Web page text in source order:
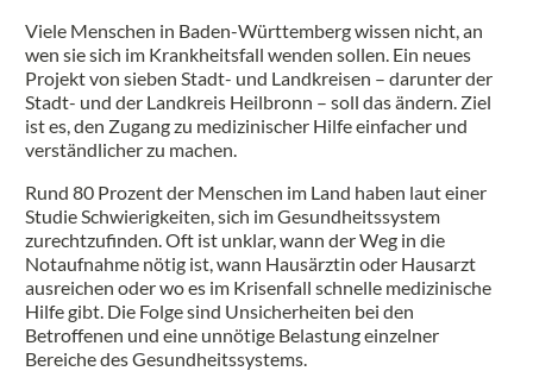
Viele Menschen in Baden-Württemberg wissen nicht, an
wen sie sich im Krankheitsfall wenden sollen. Ein neues
Projekt von sieben Stadt- und Landkreisen – darunter der
Stadt- und der Landkreis Heilbronn – soll das ändern. Ziel
ist es, den Zugang zu medizinischer Hilfe einfacher und
verständlicher zu machen.
Rund 80 Prozent der Menschen im Land haben laut einer
Studie Schwierigkeiten, sich im Gesundheitssystem
zurechtzufinden. Oft ist unklar, wann der Weg in die
Notaufnahme nötig ist, wann Hausärztin oder Hausarzt
ausreichen oder wo es im Krisenfall schnelle medizinische
Hilfe gibt. Die Folge sind Unsicherheiten bei den
Betroffenen und eine unnötige Belastung einzelner
Bereiche des Gesundheitssystems.